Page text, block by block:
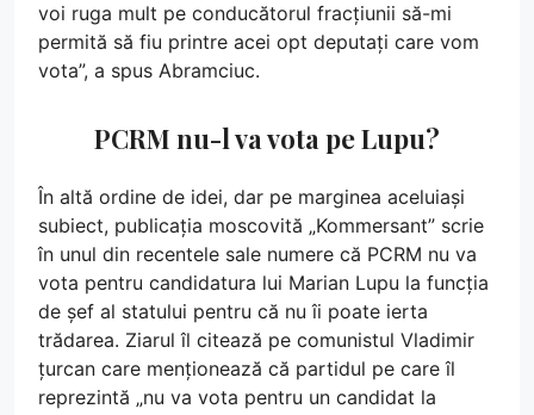
voi ruga mult pe conducătorul fracțiunii să-mi
permită să fiu printre acei opt deputați care vom
vota”, a spus Abramciuc.
PCRM nu-l va vota pe Lupu?
În altă ordine de idei, dar pe marginea aceluiași
subiect, publicația moscovită „Kommersant” scrie
în unul din recentele sale numere că PCRM nu va
vota pentru candidatura lui Marian Lupu la funcția
de șef al statului pentru că nu îi poate ierta
trădarea. Ziarul îl citează pe comunistul Vladimir
țurcan care menționează că partidul pe care îl
reprezintă „nu va vota pentru un candidat la